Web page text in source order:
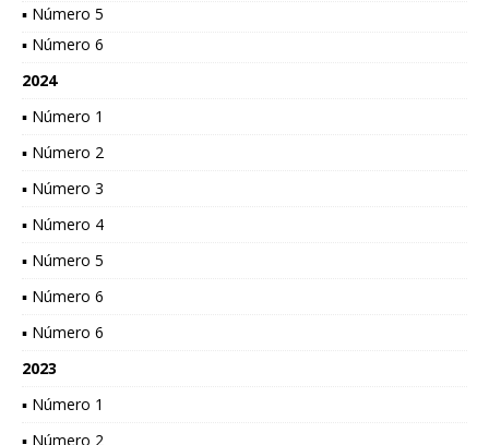
▪ Número 5
▪ Número 6
2024
▪ Número 1
▪ Número 2
▪ Número 3
▪ Número 4
▪ Número 5
▪ Número 6
▪ Número 6
2023
▪ Número 1
▪ Número 2